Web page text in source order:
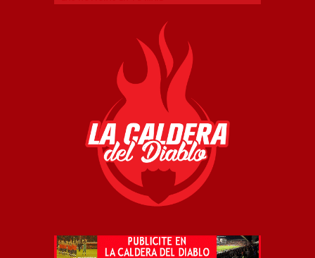
LAS NOTICIAS EN TU MAIL